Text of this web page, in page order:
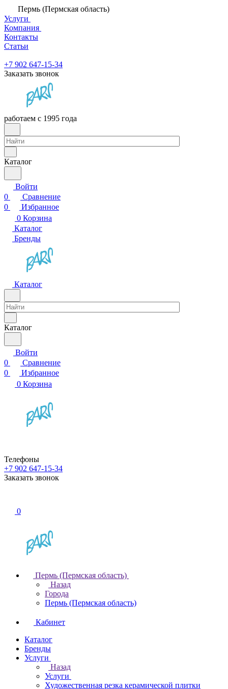
Пермь (Пермская область)
Услуги
Компания
Контакты
Статьи
+7 902 647-15-34
Заказать звонок
работаем с 1995 года
Каталог
Войти
0
Сравнение
0
Избранное
0 Корзина
Каталог
Бренды
Каталог
Каталог
Войти
0
Сравнение
0
Избранное
0 Корзина
Телефоны
+7 902 647-15-34
Заказать звонок
0
Пермь (Пермская область)
Назад
Города
Пермь (Пермская область)
Кабинет
Каталог
Бренды
Услуги
Назад
Услуги
Художественная резка керамической плитки